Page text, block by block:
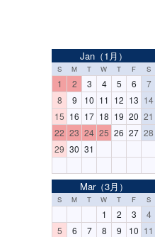
Jan（1月）
S M T W T F S
1 2 3 4 5 6
7
8
9 10 11 12 13 14
15 16 17 18 19 20 21
22 23 24 25 26 27 28
29 30 31
Mar（3月）
S M T W T F S
1 2 3
4
5
6 7 8 9 10 11